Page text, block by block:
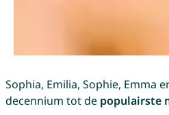
Sophia, Emilia, Sophie, Emma
decennium tot de populairste